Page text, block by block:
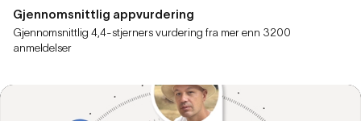
Gjennomsnittlig appvurdering
Gjennomsnittlig 4,4-stjerners vurdering fra mer enn 3200
anmeldelser